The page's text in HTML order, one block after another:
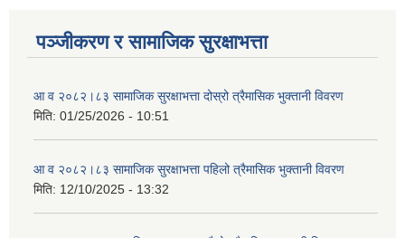
पञ्जीकरण र सामाजिक सुरक्षाभत्ता
आ व २०८२।८३ सामाजिक सुरक्षाभत्ता दोस्रो त्रैमासिक भुक्तानी विवरण
मिति: 01/25/2026 - 10:51
आ व २०८२।८३ सामाजिक सुरक्षाभत्ता पहिलो त्रैमासिक भुक्तानी विवरण
मिति: 12/10/2025 - 13:32